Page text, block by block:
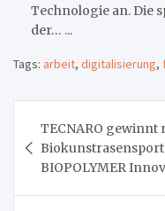
Technologie an. Die
der… ...
Tags: arbeit, digitalisierung,
TECNARO gewinnt
BIOPOLYMER